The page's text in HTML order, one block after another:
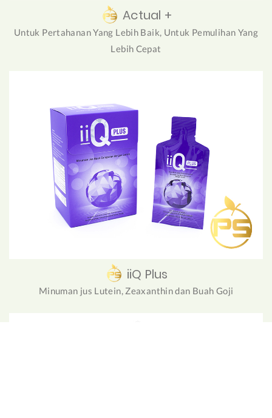
Actual +
Untuk Pertahanan Yang Lebih Baik, Untuk Pemulihan Yang
Lebih Cepat
iiQ Plus
Minuman jus Lutein, Zeaxanthin dan Buah Goji